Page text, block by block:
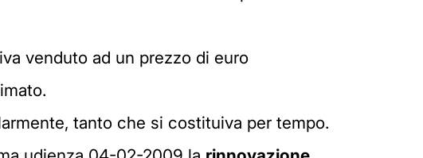
venduto ad un prezzo di euro
tanto che si costituiva per tempo.